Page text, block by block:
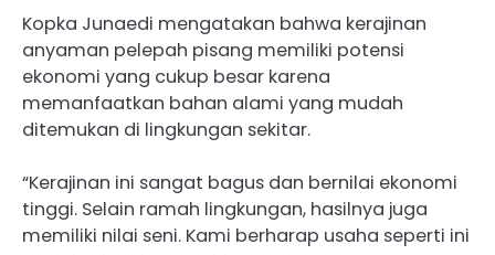
Kopka Junaedi mengatakan bahwa kerajinan
anyaman pelepah pisang memiliki potensi
ekonomi yang cukup besar karena
memanfaatkan bahan alami yang mudah
ditemukan di lingkungan sekitar.
“Kerajinan ini sangat bagus dan bernilai ekonomi
tinggi. Selain ramah lingkungan, hasilnya juga
memiliki nilai seni. Kami berharap usaha seperti ini